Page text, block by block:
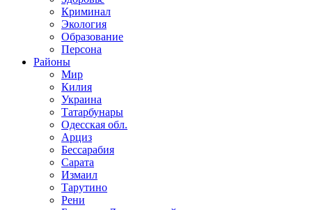
Криминал
Экология
Образование
Персона
Районы
Мир
Килия
Украина
Татарбунары
Одесская обл.
Арциз
Бессарабия
Сарата
Измаил
Тарутино
Рени